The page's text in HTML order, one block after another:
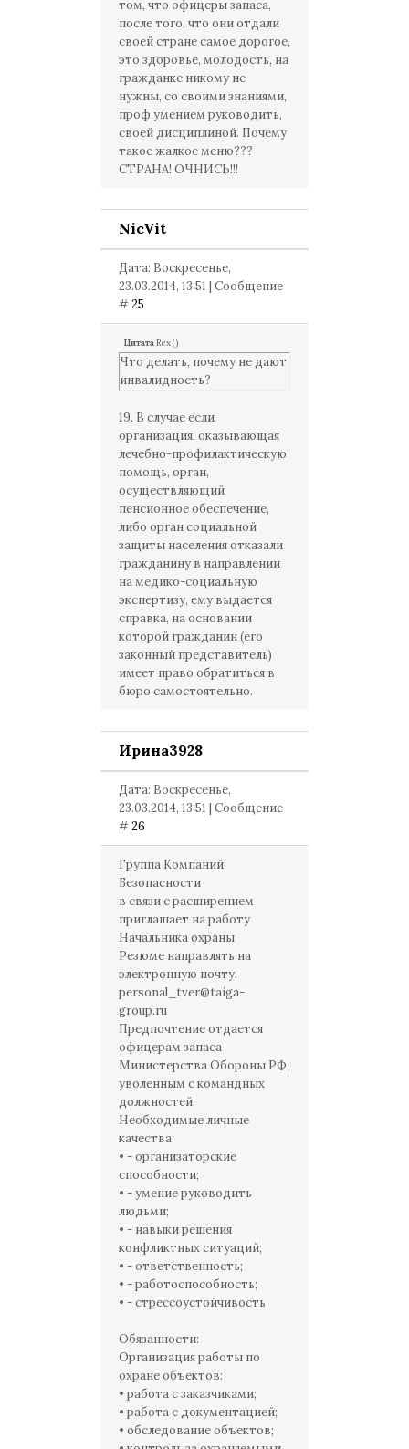
том, что офицеры запаса,
после того, что они отдали
своей стране самое дорогое,
это здоровье, молодость, на
гражданке никому не
нужны, со своими знаниями,
проф.умением руководить,
своей дисциплиной. Почему
такое жалкое меню???
СТРАНА! ОЧНИСЬ!!!
NicVit
Дата: Воскресенье,
23.03.2014, 13:51 | Сообщение
#25
ЦитатаRex()
Что делать, почему не дают
инвалидность?
19. В случае если
организация, оказывающая
лечебно-профилактическую
помощь, орган,
осуществляющий
пенсионное обеспечение,
либо орган социальной
защиты населения отказали
гражданину в направлении
на медико-социальную
экспертизу, ему выдается
справка, на основании
которой гражданин (его
законный представитель)
имеет право обратиться в
бюро самостоятельно.
Ирина3928
Дата: Воскресенье,
23.03.2014, 13:51 | Сообщение
#26
Группа Компаний
Безопасности
в связи с расширением
приглашает на работу
Начальника охраны
Резюме направлять на
электронную почту.
personal_tver@taiga-
group.ru
Предпочтение отдается
офицерам запаса
Министерства Обороны РФ‚
уволенным с командных
должностей.
Необходимые личные
качества:
• - организаторские
способности;
• - умение руководить
людьми;
• - навыки решения
конфликтных ситуаций;
• - ответственность;
• - работоспособность;
• - стрессоустойчивость
Обязанности:
Организация работы по
охране объектов:
• работа с заказчиками;
• работа с документацией;
• обследование объектов;